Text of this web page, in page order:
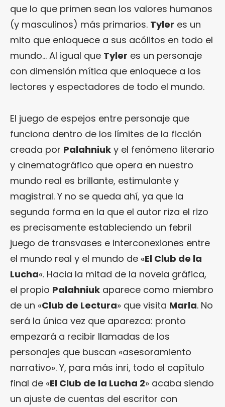
que lo que primen sean los valores humanos
(y masculinos) más primarios. Tyler es un
mito que enloquece a sus acólitos en todo el
mundo… Al igual que Tyler es un personaje
con dimensión mítica que enloquece a los
lectores y espectadores de todo el mundo.
El juego de espejos entre personaje que
funciona dentro de los límites de la ficción
creada por Palahniuk y el fenómeno literario
y cinematográfico que opera en nuestro
mundo real es brillante, estimulante y
magistral. Y no se queda ahí, ya que la
segunda forma en la que el autor riza el rizo
es precisamente estableciendo un febril
juego de transvases e interconexiones entre
el mundo real y el mundo de «El Club de la
Lucha«. Hacia la mitad de la novela gráfica,
el propio Palahniuk aparece como miembro
de un «Club de Lectura» que visita Marla. No
será la única vez que aparezca: pronto
empezará a recibir llamadas de los
personajes que buscan «asesoramiento
narrativo». Y, para más inri, todo el capítulo
final de «El Club de la Lucha 2» acaba siendo
un ajuste de cuentas del escritor con